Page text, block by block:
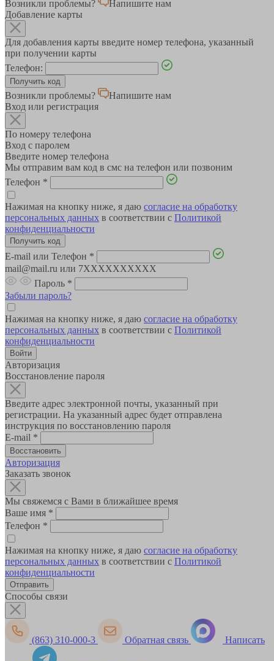
Возникли проблемы?
Напишите нам
Добавление карты
Для добавления карты введите номер телефона, указанный
при получении карты
Телефон:
Возникли проблемы?
Напишите нам
Вход или регистрация
По номеру телефона
Вход с паролем
Введите номер телефона
Мы отправим вам код в смс на телефон или позвоним
Телефон *
Нажимая на кнопку ниже, я даю согласие на обработку
персональных данных в соответствии с Политикой
конфиденциальности
E-mail или Телефон *
mail@mail.ru или 7XXXXXXXXXX
Пароль *
Забыли пароль?
Нажимая на кнопку ниже, я даю согласие на обработку
персональных данных в соответствии с Политикой
конфиденциальности
Авторизация
Восстановление пароля
Введите адрес электронной почты, указанный при
регистрации. На указанный адрес будет отправлена
инструкция по восстановлению пароля
E-mail *
Авторизация
Заказать звонок
Мы свяжемся с Вами в ближайшее время
Ваше имя *
Телефон *
Нажимая на кнопку ниже, я даю согласие на обработку
персональных данных в соответствии с Политикой
конфиденциальности
Способы связи
(863) 310-000-3 Обратная связь Написать